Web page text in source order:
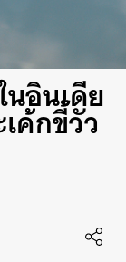
อินเดีย
ค้กขี้วัว